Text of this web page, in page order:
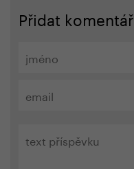
Přidat komentář